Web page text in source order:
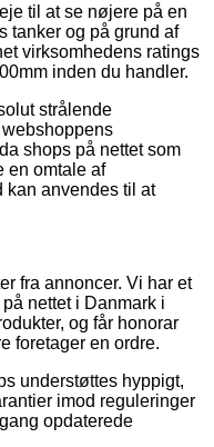
til at se nøjere på en
tanker og på grund af
virksomhedens ratings
inden du handler.
strålende
shops på nettet som
en omtale af
kan anvendes til at
fra annoncer. Vi har et
nettet i Danmark i
og får honorar
foretager en ordre.
understøttes hyppigt,
imod reguleringer
opdaterede